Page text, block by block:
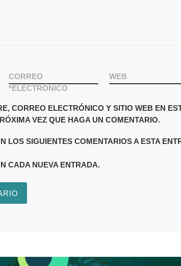
CORREO
ELECTRÓNICO
*
WEB
CORREO ELECTRÓNICO Y SITIO WEB EN
VEZ QUE HAGA UN COMENTARIO.
LOS SIGUIENTES COMENTARIOS A ESTA
CADA NUEVA ENTRADA.